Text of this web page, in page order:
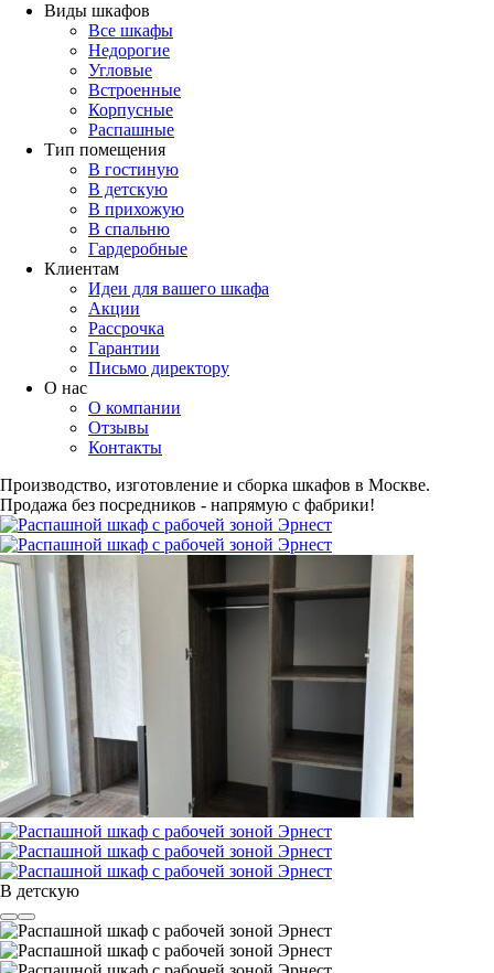
Виды шкафов
Все шкафы
Недорогие
Угловые
Встроенные
Корпусные
Распашные
Тип помещения
В гостиную
В детскую
В прихожую
В спальню
Гардеробные
Клиентам
Идеи для вашего шкафа
Акции
Рассрочка
Гарантии
Письмо директору
О нас
О компании
Отзывы
Контакты
Производство, изготовление и сборка шкафов в Москве.
Продажа без посредников - напрямую с фабрики!
В детскую